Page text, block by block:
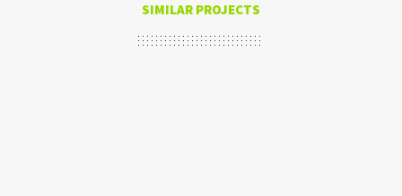
SIMILAR PROJECTS